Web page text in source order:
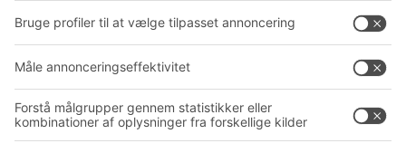
Virksomhed
Vores globale netværk
Produktionssteder
Follow us